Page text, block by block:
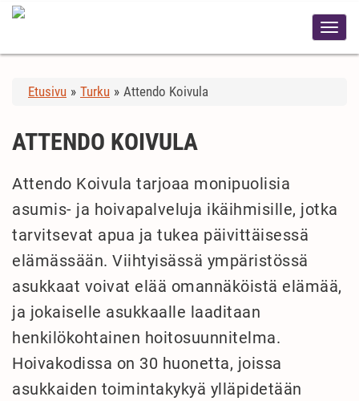
Etusivu » Turku » Attendo Koivula
ATTENDO KOIVULA
Attendo Koivula tarjoaa monipuolisia
asumis- ja hoivapalveluja ikäihmisille, jotka
tarvitsevat apua ja tukea päivittäisessä
elämässään. Viihtyisässä ympäristössä
asukkaat voivat elää omannäköistä elämää,
ja jokaiselle asukkaalle laaditaan
henkilökohtainen hoitosuunnitelma.
Hoivakodissa on 30 huonetta, joissa
asukkaiden toimintakykyä ylläpidetään